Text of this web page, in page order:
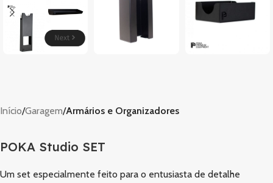
Início Garagem Armários e Organizadores
POKA Studio SET
Um set especialmente feito para o entusiasta de detalhe